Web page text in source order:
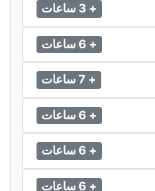
+ 3 ساعات
+ 6 ساعات
+ 7 ساعات
+ 6 ساعات
+ 6 ساعات
+ 6 ساعات